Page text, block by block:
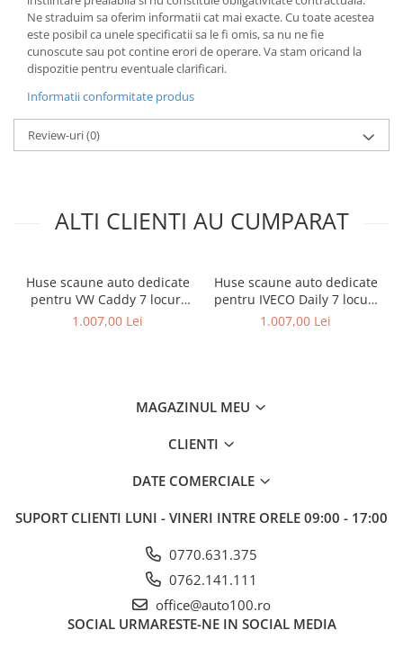
Ne straduim sa oferim informatii cat mai exacte. Cu toate acestea
este posibil ca unele specificatii sa le fi omis, sa nu ne fie
cunoscute sau pot contine erori de operare. Va stam oricand la
dispozitie pentru eventuale clarificari.
Informatii conformitate produs
Review-uri(0)
ALTI CLIENTI AU CUMPARAT
Huse scaune auto dedicate
pentru VW Caddy 7 locuri
2004-2015
1.007,00 Lei
Huse scaune auto dedicate
pentru IVECO Daily 7 locuri
2006-2014
1.007,00 Lei
MAGAZINUL MEU
CLIENTI
DATE COMERCIALE
SUPORT CLIENTI LUNI - VINERI INTRE ORELE 09:00 - 17:00
0770.631.375
0762.141.111
office@auto100.ro
SOCIAL URMARESTE-NE IN SOCIAL MEDIA